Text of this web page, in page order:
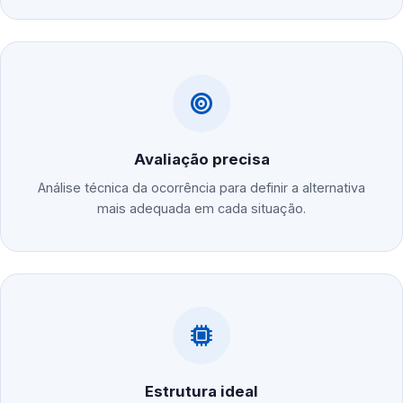
Avaliação precisa
Análise técnica da ocorrência para definir a alternativa
mais adequada em cada situação.
Estrutura ideal